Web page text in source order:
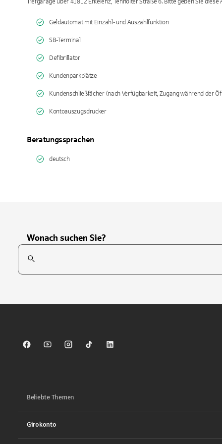
Tiefgarage über 41812 Erkelenz, Tenholter Straße 6. Bitte geben Sie
Geldautomat mit Einzahl- und Auszahlfunktion
SB-Terminal
Defibrillator
Kundenparkplätze
Kundenschließfächer (nach Verfügbarkeit, Zugang während der
Kontoauszugsdrucker
Beratungssprachen
deutsch
Wonach suchen Sie?
Suchfeld
Sparkasse auf Facebook
Sparkasse auf Youtube
Sparkasse auf Instagram
Sparkasse auf TikTok
Sparkasse auf LinkedIn
Beliebte Themen
Girokonto